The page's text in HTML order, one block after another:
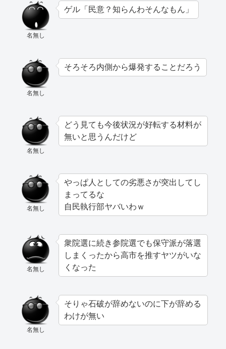
名無し
ゲル「民意？知らんわそんなもん」
名無し
そろそろ内側から爆発することだろう
名無し
どう見ても今後状況が好転する材料が
無いと思うんだけど
名無し
やっぱ人としての劣悪さが突出してし
まってるな
自民執行部ヤバいわｗ
名無し
衆院選に続き参院選でも保守派が落選
しまくったから高市を推すヤツがいな
くなった
名無し
そりゃ石破が辞めないのに下が辞める
わけが無い